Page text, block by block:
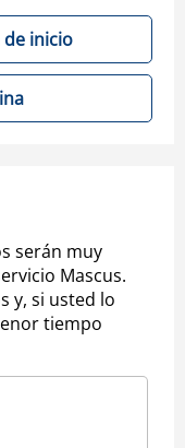
de inicio
serán muy
Mascus.
y, si usted lo
tiempo